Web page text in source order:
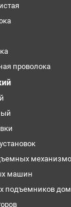
проволока
машин
подъемников